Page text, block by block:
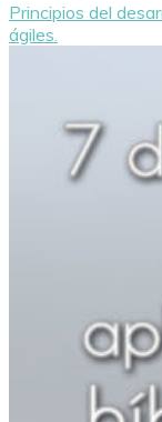
Principios del
ágiles.